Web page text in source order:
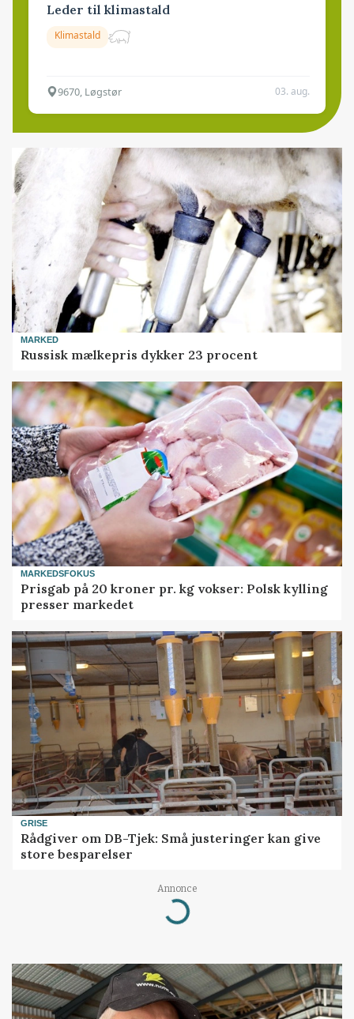
Leder til klimastald
Klimastald
9670, Løgstør 03. aug.
MARKED
Russisk mælkepris dykker 23 procent
MARKEDSFOKUS
Prisgab på 20 kroner pr. kg vokser: Polsk kylling
presser markedet
GRISE
Rådgiver om DB-Tjek: Små justeringer kan give
store besparelser
Annonce
Loading...